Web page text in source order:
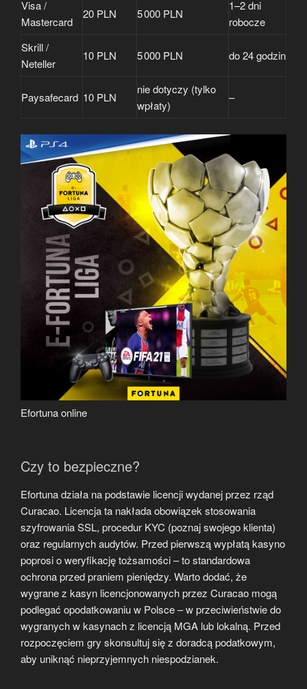
Visa /
Mastercard
20 PLN 5 000 PLN
1–2 dni
robocze
Skrill /
Neteller
10 PLN 5 000 PLN do 24 godzin
Paysafecard 10 PLN
nie dotyczy (tylko
wpłaty)
–
Efortuna online
Czy to bezpieczne?
Efortuna działa na podstawie licencji wydanej przez rząd
Curacao. Licencja ta nakłada obowiązek stosowania
szyfrowania SSL, procedur KYC (poznaj swojego klienta)
oraz regularnych audytów. Przed pierwszą wypłatą kasyno
poprosi o weryfikację tożsamości – to standardowa
ochrona przed praniem pieniędzy. Warto dodać, że
wygrane z kasyn licencjonowanych przez Curacao mogą
podlegać opodatkowaniu w Polsce – w przeciwieństwie do
wygranych w kasynach z licencją MGA lub lokalną. Przed
rozpoczęciem gry skonsultuj się z doradcą podatkowym,
aby uniknąć nieprzyjemnych niespodzianek.